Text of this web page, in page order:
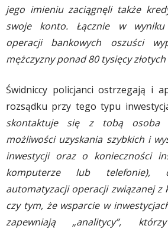
jego imieniu zaciągnęli także
swoje konto. Łącznie w wyniku
operacji bankowych oszuści
mężczyzny ponad 80 tysięcy złotych
Świdniccy policjanci ostrzegają i
rozsądku przy tego typu
skontaktuje się z tobą osoba
możliwości uzyskania szybkich i
inwestycji oraz o konieczności
komputerze lub telefonie),
automatyzacji operacji związanej z
czy tym, że wsparcie w
zapewniają „analitycy”,